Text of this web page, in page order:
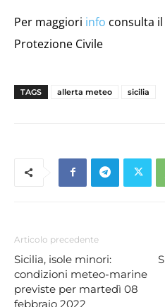
Per maggiori info consulta
Protezione Civile
TAGS allerta meteo sicilia
Articolo precedente
Sicilia, isole minori:
condizioni meteo-marine
previste per martedì 08
febbraio 2022